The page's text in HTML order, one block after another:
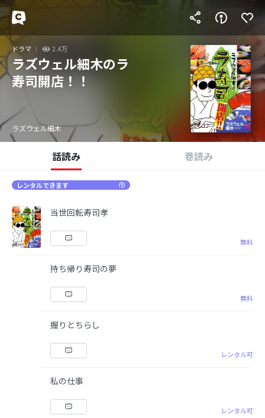
ドラマ 2.4万
ラズウェル細木のラ
寿司開店！！
ラズウェル細木
話読み 巻読み
レンタルできます
当世回転寿司孝
無料
持ち帰り寿司の夢
無料
握りとちらし
レンタル可
私の仕事
レンタル可